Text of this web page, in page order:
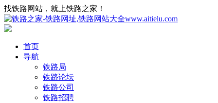
找铁路网站，就上铁路之家！
首页
导航
铁路局
铁路论坛
铁路公司
铁路招聘